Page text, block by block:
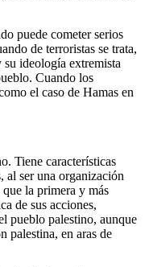
puede cometer serios
de terroristas se trata,
su ideología extremista
Cuando los
el caso de Hamas en
Tiene características
al ser una organización
la primera y más
de sus acciones,
pueblo palestino, aunque
palestina, en aras de